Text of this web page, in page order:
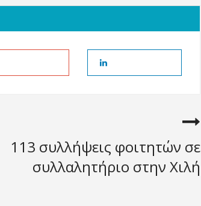
113 συλλήψεις φοιτητών σε
συλλαλητήριο στην Χιλή